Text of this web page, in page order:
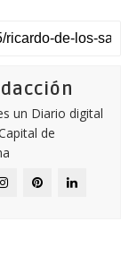
un Diario digital
de